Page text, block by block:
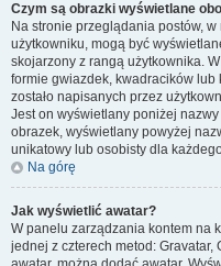
Czym są obrazki wyświetlane
Na stronie przeglądania postów,
użytkowniku, mogą być
skojarzony z rangą użytkownika.
formie gwiazdek, kwadracików
zostało napisanych przez
Jest on wyświetlany poniżej
obrazek, wyświetlany powyżej
unikatowy lub osobisty dla
Na górę
Jak wyświetlić awatar?
W panelu zarządzania kontem na
jednej z czterech metod: